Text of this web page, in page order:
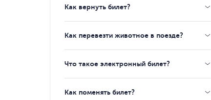
Как вернуть билет?
Как перевезти животное в поезде?
Что такое электронный билет?
Как поменять билет?